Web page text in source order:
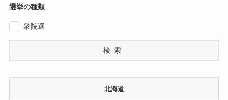
選挙の種類
衆院選
検索
北海道